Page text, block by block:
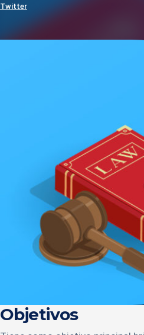
Twitter
Objetivos